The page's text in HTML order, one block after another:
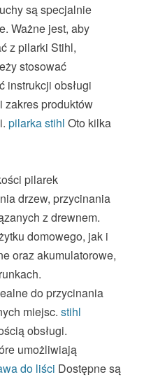
są specjalnie
Ważne jest, aby
z pilarki Stihl,
stosować
instrukcji obsługi
zakres produktów
pilarka stihl Oto kilka
pilarek
drzew, przycinania
z drewnem.
domowego, jak i
oraz akumulatorowe,
do przycinania
miejsc. stihl
obsługi.
umożliwiają
do liści Dostępne są